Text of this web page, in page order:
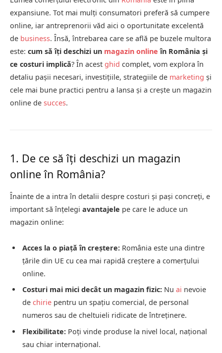
expansiune. Tot mai mulți consumatori preferă să cumpere
online, iar antreprenorii văd aici o oportunitate excelentă
de business. Însă, întrebarea care se află pe buzele multora
este: cum să îți deschizi un magazin online în România și
ce costuri implică? În acest ghid complet, vom explora în
detaliu pașii necesari, investițiile, strategiile de marketing și
cele mai bune practici pentru a lansa și a crește un magazin
online de succes.
1. De ce să îți deschizi un magazin
online în România?
Înainte de a intra în detalii despre costuri și pași concreți, e
important să înțelegi avantajele pe care le aduce un
magazin online:
Acces la o piață în creștere: România este una dintre
țările din UE cu cea mai rapidă creștere a comerțului
online.
Costuri mai mici decât un magazin fizic: Nu ai nevoie
de chirie pentru un spațiu comercial, de personal
numeros sau de cheltuieli ridicate de întreținere.
Flexibilitate: Poți vinde produse la nivel local, național
sau chiar internațional.